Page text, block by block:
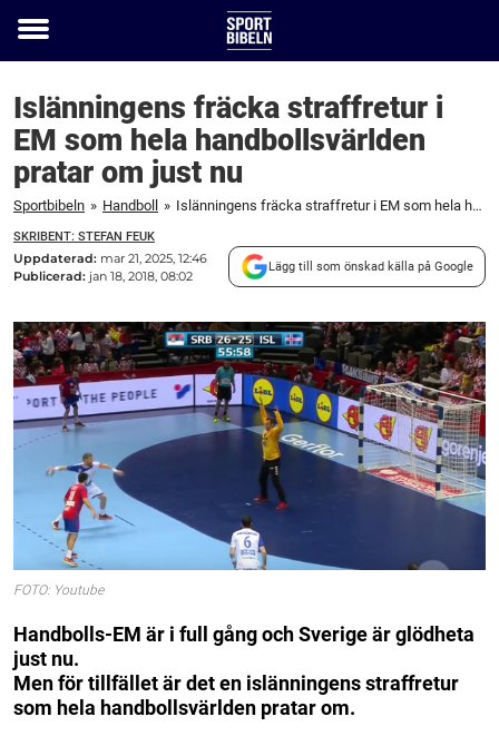
Toggle
Islänningens fräcka straffretur i
EM som hela handbollsvärlden
pratar om just nu
Sportbibeln » Handboll » Islänningens fräcka straffretur i EM som hela handbollsvärlden pratar om just nu
SKRIBENT: STEFAN FEUK
Uppdaterad: mar 21, 2025, 12:46
Publicerad: jan 18, 2018, 08:02
Lägg till som önskad källa på Google
FOTO: Youtube
Handbolls-EM är i full gång och Sverige är glödheta
just nu.
Men för tillfället är det en islänningens straffretur
som hela handbollsvärlden pratar om.